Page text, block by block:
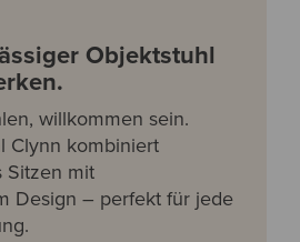
Objektstuhl
willkommen sein.
Clynn kombiniert
Sitzen mit
Design – perfekt für jede